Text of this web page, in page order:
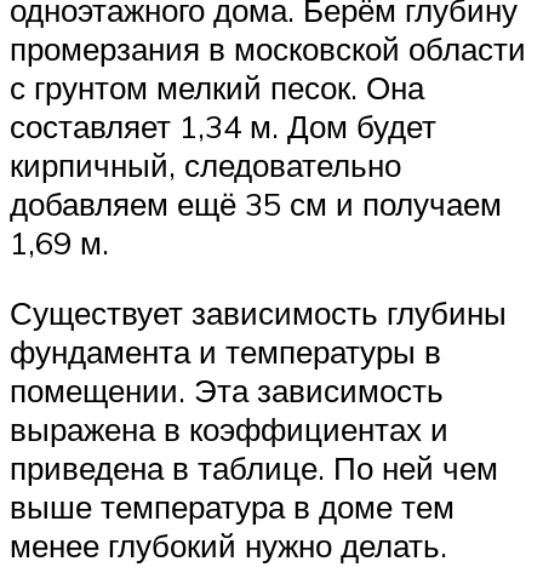
одноэтажного дома. Берём глубину
промерзания в московской области
с грунтом мелкий песок. Она
составляет 1,34 м. Дом будет
кирпичный, следовательно
добавляем ещё 35 см и получаем
1,69 м.
Существует зависимость глубины
фундамента и температуры в
помещении. Эта зависимость
выражена в коэффициентах и
приведена в таблице. По ней чем
выше температура в доме тем
менее глубокий нужно делать.